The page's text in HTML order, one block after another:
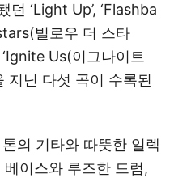
‘Light Up’, ‘Flashba
빌로우 더 스타
‘Ignite Us(이그나이트
지닌 다섯 곡이 수록된
톤의 기타와 따뜻한 일렉
이스와 루즈한 드럼,